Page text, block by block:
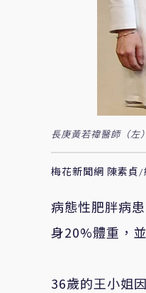
長庚黃若禕醫師（左
梅花新聞網 陳素貞/
病態性肥胖病
身20%體重，
36歲的王小姐